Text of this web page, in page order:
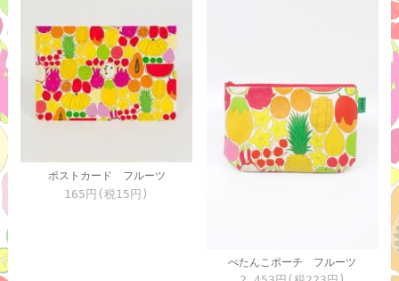
ポストカード フルーツ
165円(税15円)
ぺたんこポーチ フルーツ